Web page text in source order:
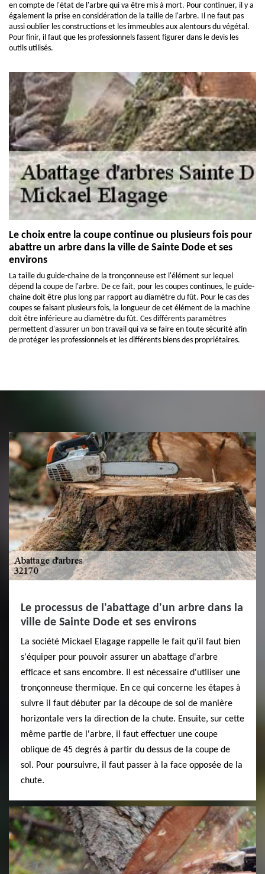
en compte de l'état de l'arbre qui va être mis à mort. Pour continuer, il y a
également la prise en considération de la taille de l'arbre. Il ne faut pas
aussi oublier les constructions et les immeubles aux alentours du végétal.
Pour finir, il faut que les professionnels fassent figurer dans le devis les
outils utilisés.
Le choix entre la coupe continue ou plusieurs fois pour
abattre un arbre dans la ville de Sainte Dode et ses
environs
La taille du guide-chaine de la tronçonneuse est l'élément sur lequel
dépend la coupe de l'arbre. De ce fait, pour les coupes continues, le guide-
chaine doit être plus long par rapport au diamètre du fût. Pour le cas des
coupes se faisant plusieurs fois, la longueur de cet élément de la machine
doit être inférieure au diamètre du fût. Ces différents paramètres
permettent d'assurer un bon travail qui va se faire en toute sécurité afin
de protéger les professionnels et les différents biens des propriétaires.
Le processus de l'abattage d'un arbre dans la
ville de Sainte Dode et ses environs
La société Mickael Elagage rappelle le fait qu'il faut bien
s'équiper pour pouvoir assurer un abattage d'arbre
efficace et sans encombre. Il est nécessaire d'utiliser une
tronçonneuse thermique. En ce qui concerne les étapes à
suivre il faut débuter par la découpe de sol de manière
horizontale vers la direction de la chute. Ensuite, sur cette
même partie de l'arbre, il faut effectuer une coupe
oblique de 45 degrés à partir du dessus de la coupe de
sol. Pour poursuivre, il faut passer à la face opposée de la
chute.